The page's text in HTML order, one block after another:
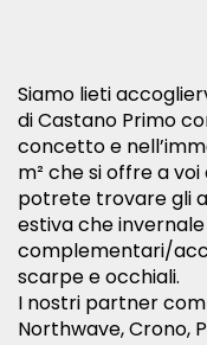
Siamo lieti
di Castano Primo
concetto e
m² che si offre a
potrete trovare gli
estiva che
complementari/
scarpe e occhiali.
I nostri partner
Northwave, Crono,